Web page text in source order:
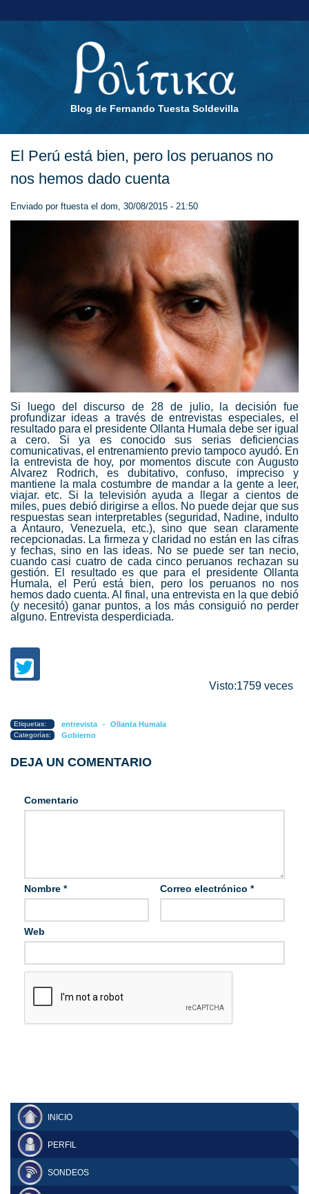
Blog de Fernando Tuesta Soldevilla
El Perú está bien, pero los peruanos no
nos hemos dado cuenta
Enviado por ftuestael dom, 30/08/2015 - 21:50
Si luego del discurso de 28 de julio, la decisión fue
profundizar ideas a través de entrevistas especiales, el
resultado para el presidente Ollanta Humala debe ser igual
a cero. Si ya es conocido sus serias deficiencias
comunicativas, el entrenamiento previo tampoco ayudó. En
la entrevista de hoy, por momentos discute con Augusto
Alvarez Rodrich, es dubitativo, confuso, impreciso y
mantiene la mala costumbre de mandar a la gente a leer,
viajar. etc. Si la televisión ayuda a llegar a cientos de
miles, pues debió dirigirse a ellos. No puede dejar que sus
respuestas sean interpretables (seguridad, Nadine, indulto
a Antauro, Venezuela, etc.), sino que sean claramente
recepcionadas. La firmeza y claridad no están en las cifras
y fechas, sino en las ideas. No se puede ser tan necio,
cuando casi cuatro de cada cinco peruanos rechazan su
gestión. El resultado es que para el presidente Ollanta
Humala, el Perú está bien, pero los peruanos no nos
hemos dado cuenta. Al final, una entrevista en la que debió
(y necesitó) ganar puntos, a los más consiguió no perder
alguno. Entrevista desperdiciada.
Visto:1759 veces
Etiquetas: entrevista - Ollanta Humala
Categorías: Gobierno
DEJA UN COMENTARIO
Comentario
Nombre * Correo electrónico *
Web
INICIO
PERFIL
SONDEOS